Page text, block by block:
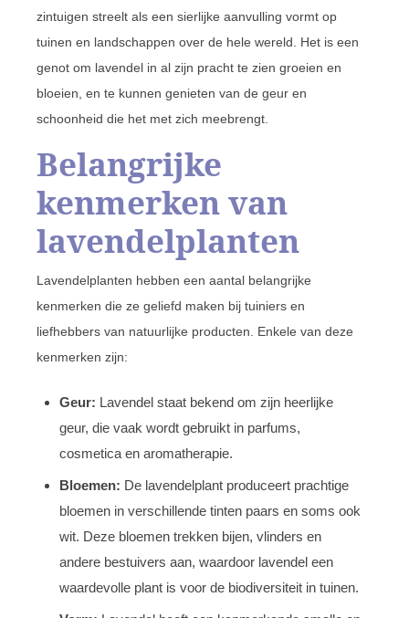
zintuigen streelt als een sierlijke aanvulling vormt op
tuinen en landschappen over de hele wereld. Het is een
genot om lavendel in al zijn pracht te zien groeien en
bloeien, en te kunnen genieten van de geur en
schoonheid die het met zich meebrengt.
Belangrijke
kenmerken van
lavendelplanten
Lavendelplanten hebben een aantal belangrijke
kenmerken die ze geliefd maken bij tuiniers en
liefhebbers van natuurlijke producten. Enkele van deze
kenmerken zijn:
Geur: Lavendel staat bekend om zijn heerlijke
geur, die vaak wordt gebruikt in parfums,
cosmetica en aromatherapie.
Bloemen: De lavendelplant produceert prachtige
bloemen in verschillende tinten paars en soms ook
wit. Deze bloemen trekken bijen, vlinders en
andere bestuivers aan, waardoor lavendel een
waardevolle plant is voor de biodiversiteit in tuinen.